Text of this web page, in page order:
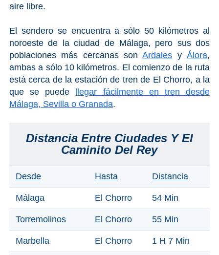
El Torcal de Antequera
Parqe AquaTropic
LOS
MEJORES
LUGARES
ALOJARSE
Top Hoteles
Hostals
Apartmentos
Villas
Privadas
aire libre.
El sendero se encuentra a sólo 50 kilómetros al
noroeste de la ciudad de Málaga, pero sus dos
poblaciones más cercanas sonArdales yÁlora,
ambas a sólo 10 kilómetros. El comienzo de la ruta
está cerca de la estación de tren de El Chorro, a la
que se puede
llegar fácilmente en tren desde
Málaga, Sevilla o Granada.
Distancia Entre Ciudades Y El
Caminito Del Rey
Desde Hasta Distancia
Málaga El Chorro 54 Min
Torremolinos El Chorro 55 Min
Marbella El Chorro 1 H 7 Min